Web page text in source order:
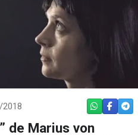
WHATSAPP
de Marius von